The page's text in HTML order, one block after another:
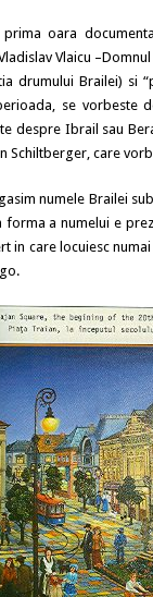
oara
Vlaicu
drumului Brailei) si
se vorbeste
despre Ibrail sau
Schiltberger, care
numele Brailei
forma a numelui e
in care locuiesc